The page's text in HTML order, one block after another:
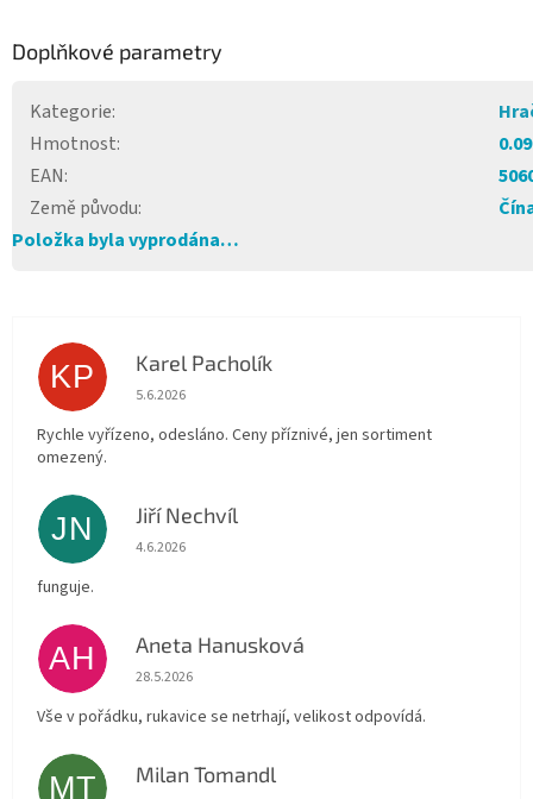
Doplňkové parametry
Kategorie:
Hmotnost:
EAN:
Země původu:
Položka byla vyprodána…
KP Karel Pacholík
Hodnocení obchodu je 4 z 5 hvězdiček.
5.6.2026
Rychle vyřízeno, odesláno. Ceny příznivé, jen sortiment
omezený.
JN Jiří Nechvíl
Hodnocení obchodu je 5 z 5 hvězdiček.
4.6.2026
funguje.
AH Aneta Hanusková
Hodnocení obchodu je 5 z 5 hvězdiček.
28.5.2026
Vše v pořádku, rukavice se netrhají, velikost odpovídá.
MT Milan Tomandl